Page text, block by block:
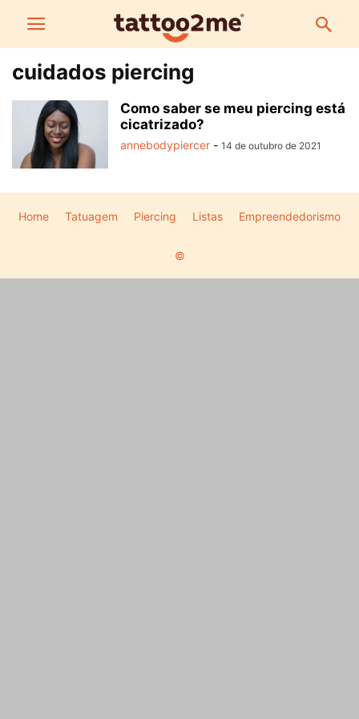
cuidados piercing
Como saber se meu piercing está
cicatrizado?
annebodypiercer - 14 de outubro de 2021
Home Tatuagem Piercing Listas Empreendedorismo
©